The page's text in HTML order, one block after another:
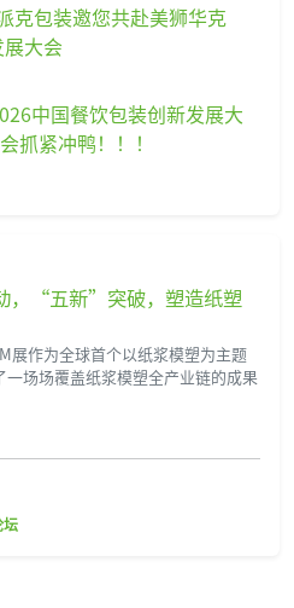
克包装邀您共赴美狮华克
大会
中国餐饮包装创新发展大
抓紧冲鸭！！！
，“五新”突破，塑造纸塑
展作为全球首个以纸浆模塑为主题
场场覆盖纸浆模塑全产业链的成果
坛